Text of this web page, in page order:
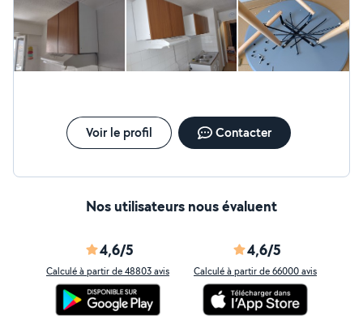
Voir le profil Contacter
Nos utilisateurs nous évaluent
4,6/5
Calculé à partir de 48803 avis
4,6/5
Calculé à partir de 66000 avis